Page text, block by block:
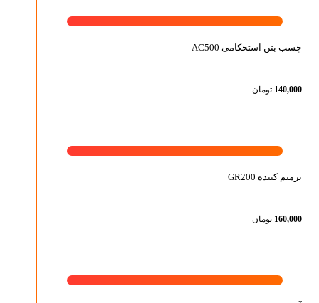
چسب بتن استحکامی AC500
140,000 تومان
ترمیم کننده GR200
160,000 تومان